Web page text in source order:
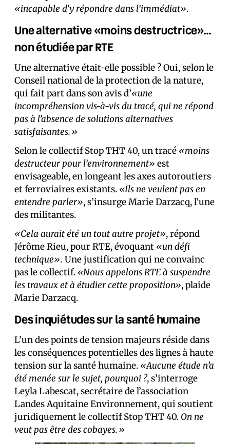
«incapable d’y répondre dans l’immédiat».
Une alternative «moins destructrice»…
non étudiée par RTE
Une alternative était-elle possible ? Oui, selon le
Conseil national de la protection de la nature,
qui fait part dans son avis d’«une
incompréhension vis-à-vis du tracé, qui ne répond
pas à l’absence de solutions alternatives
satisfaisantes.»
Selon le collectif Stop THT 40, un tracé «moins
destructeur pour l’environnement» est
envisageable, en longeant les axes autoroutiers
et ferroviaires existants. «Ils ne veulent pas en
entendre parler», s’insurge Marie Darzacq, l’une
des militantes.
«Cela aurait été un tout autre projet», répond
Jérôme Rieu, pour RTE, évoquant «un défi
technique». Une justification qui ne convainc
pas le collectif. «Nous appelons RTE à suspendre
les travaux et à étudier cette proposition», plaide
Marie Darzacq.
Des inquiétudes sur la santé humaine
L’un des points de tension majeurs réside dans
les conséquences potentielles des lignes à haute
tension sur la santé humaine. «Aucune étude n’a
été menée sur le sujet, pourquoi ?, s’interroge
Leyla Labescat, secrétaire de l’association
Landes Aquitaine Environnement, qui soutient
juridiquement le collectif Stop THT 40. On ne
veut pas être des cobayes.»